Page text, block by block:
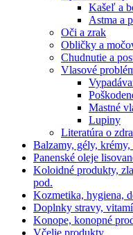
Kašeľ a
Astma a
Oči a zrak
Obličky a
Chudnutie a
Vlasové
Mastné
Lupiny
Literatúra o
Balzamy, gély, krémy,
Panenské oleje
Koloidné produkty,
pod.
Kozmetika, hygiena,
Doplnky stravy,
Konope, konopné
Včelie produkty